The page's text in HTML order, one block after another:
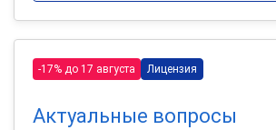
-17% до 17 августа Лицензия
Актуальные вопросы